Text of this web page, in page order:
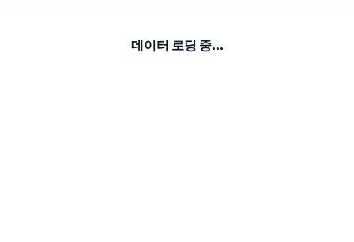
데이터 로딩 중...